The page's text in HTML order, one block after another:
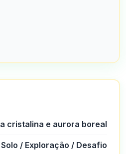
cristalina e aurora boreal
Solo / Exploração / Desafio